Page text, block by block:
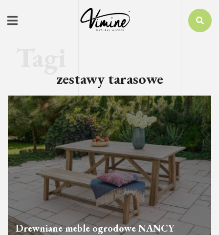
zestawy tarasowe
Drewniane meble ogrodowe NANCY